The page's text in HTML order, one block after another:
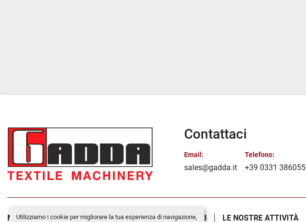
Utilizziamo i cookie per migliorare la tua esperienza di navigazione,
Contattaci
Email:
sales@gadda.it
Telefono:
+39 0331 386055
MACCHINE IN VENDITA CHI SIAMO CONTATTACI LE NOSTRE ATTIVITÀ